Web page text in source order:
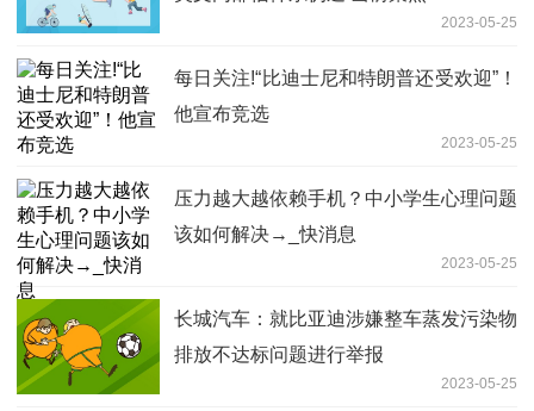
2023-05-25
每日关注!“比迪士尼和特朗普还受欢迎”！
他宣布竞选
2023-05-25
压力越大越依赖手机？中小学生心理问题
该如何解决→_快消息
2023-05-25
长城汽车：就比亚迪涉嫌整车蒸发污染物
排放不达标问题进行举报
2023-05-25